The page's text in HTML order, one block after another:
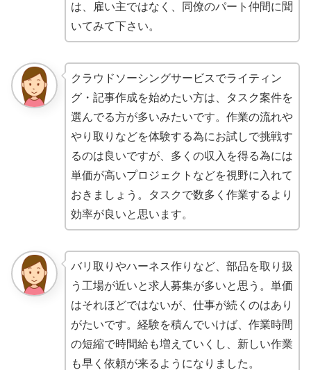
は、雇い主ではなく、同僚のパート仲間に聞
いてみて下さい。
クラウドソーシングサービスでライティン
グ・記事作成を始めたい方は、タスク案件を
選んでる方が多いみたいです。作業の流れや
やり取りなどを体験する為にお試しで挑戦す
るのは良いですが、多くの収入を得る為には
単価が高いプロジェクトなどを視野に入れて
おきましょう。タスクで数多く作業するより
効率が良いと思います。
バリ取りやハーネス作りなど、部品を取り扱
う工場が近いと求人募集が多いと思う。単価
はそれほどではないが、仕事が続くのはあり
がたいです。経験を積んでいけば、作業時間
の短縮で時間給も増えていくし、新しい作業
も早く依頼が来るようになりました。